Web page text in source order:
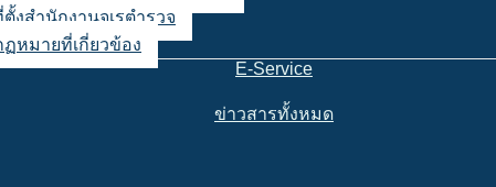
งสำนักงานจเรตำรวจ
ฏหมายที่เกี่ยวข้อง
E-Service
ข่าวสารทั้งหมด